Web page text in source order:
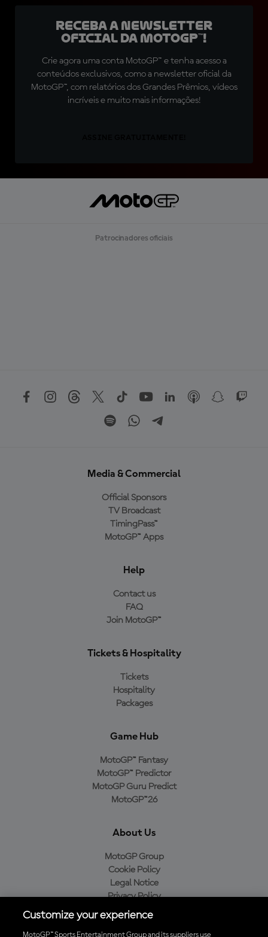
Receba a newsletter
oficial da MotoGP™!
Crie agora uma conta MotoGP™ e tenha acesso a
conteúdos exclusivos, como a newsletter oficial da
MotoGP™, com relatórios dos Grandes Prêmios, vídeos
incríveis e muito mais informações!
Patrocinadores oficiais
Media & Commercial
Official Sponsors
TV Broadcast
TimingPass™
MotoGP™ Apps
Help
Contact us
FAQ
Join MotoGP™
Tickets & Hospitality
Tickets
Hospitality
Packages
Game Hub
MotoGP™ Fantasy
MotoGP™ Predictor
MotoGP Guru Predict
MotoGP™26
About Us
MotoGP Group
Cookie Policy
Legal Notice
Privacy Policy
Purchase Policy
Customize your experience
MotoGP™ Sports Entertainment Group and its suppliers use